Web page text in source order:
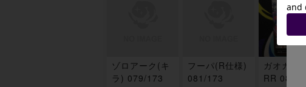
ゾロアーク(キ
ラ) 079/173
フーパ(R仕様)
081/173
ガオガエ
RR 082/